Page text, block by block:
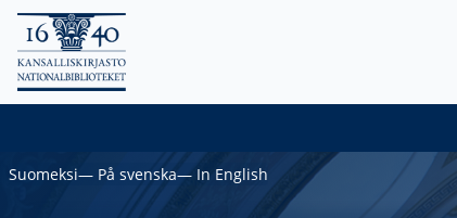
Suomeksi― På svenska― In English